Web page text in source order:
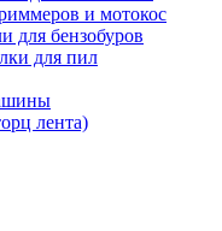
и мотокос
для бензобуров
для пил
лента)